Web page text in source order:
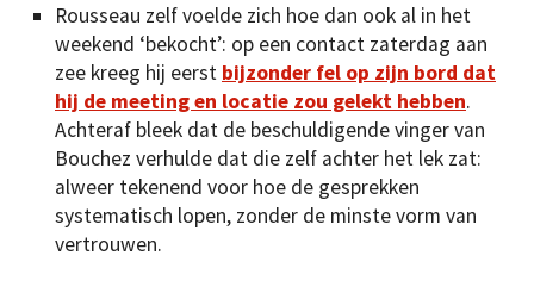
Rousseau zelf voelde zich hoe dan ook al in het
weekend ‘bekocht’: op een contact zaterdag aan
zee kreeg hij eerst bijzonder fel op zijn bord dat
hij de meeting en locatie zou gelekt hebben.
Achteraf bleek dat de beschuldigende vinger van
Bouchez verhulde dat die zelf achter het lek zat:
alweer tekenend voor hoe de gesprekken
systematisch lopen, zonder de minste vorm van
vertrouwen.